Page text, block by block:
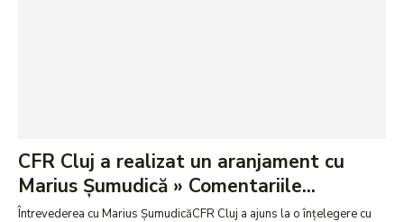
CFR Cluj a realizat un aranjament cu
Marius Șumudică » Comentariile...
Întrevederea cu Marius ȘumudicăCFR Cluj a ajuns la o înțelegere cu